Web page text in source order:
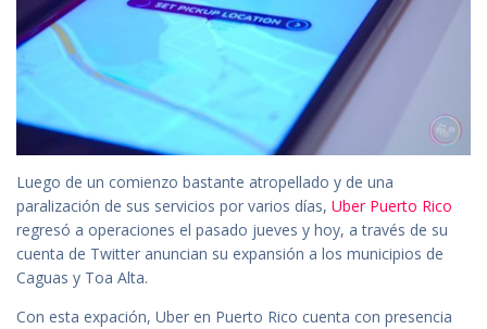
Luego de un comienzo bastante atropellado y de una
paralización de sus servicios por varios días, Uber Puerto Rico
regresó a operaciones el pasado jueves y hoy, a través de su
cuenta de Twitter anuncian su expansión a los municipios de
Caguas y Toa Alta.
Con esta expación, Uber en Puerto Rico cuenta con presencia